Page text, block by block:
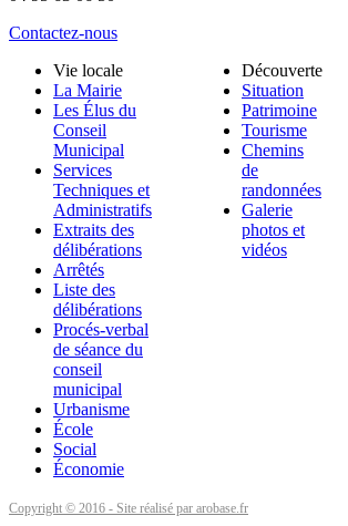
Contactez-nous
Vie locale
La Mairie
Les Élus du
Conseil
Municipal
Services
Techniques et
Administratifs
Extraits des
délibérations
Arrêtés
Liste des
délibérations
Procés-verbal
de séance du
conseil
municipal
Urbanisme
École
Social
Économie
Découverte
Situation
Patrimoine
Tourisme
Chemins
de
randonnées
Galerie
photos et
vidéos
Copyright © 2016 - Site réalisé par arobase.fr